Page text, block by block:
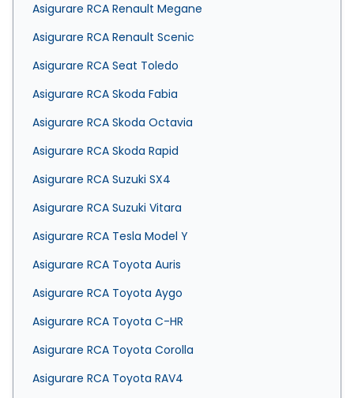
Asigurare RCA Renault Megane
Asigurare RCA Renault Scenic
Asigurare RCA Seat Toledo
Asigurare RCA Skoda Fabia
Asigurare RCA Skoda Octavia
Asigurare RCA Skoda Rapid
Asigurare RCA Suzuki SX4
Asigurare RCA Suzuki Vitara
Asigurare RCA Tesla Model Y
Asigurare RCA Toyota Auris
Asigurare RCA Toyota Aygo
Asigurare RCA Toyota C-HR
Asigurare RCA Toyota Corolla
Asigurare RCA Toyota RAV4